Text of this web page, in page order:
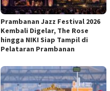
Prambanan Jazz Festival 2026
Kembali Digelar, The Rose
hingga NIKI Siap Tampil di
Pelataran Prambanan